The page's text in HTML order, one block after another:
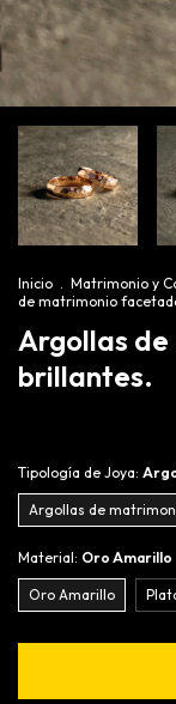
Inicio . Matrimonio y
de matrimonio
Argollas
brillantes.
Tipología de Joya:
Argollas de
Material: Oro Amarillo
Oro Amarillo